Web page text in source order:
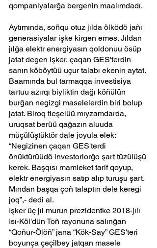
qompaniyalarğa bergenin maalımdadı.
Aytımında, soñqu otuz jılda ölködö jañı
generasiyalar işke kirgen emes. Jıldan
jılğa elektr energiyasın qoldonuu ösüp
jatat degen işker, çaqan GES'terdin
sanın köböytüü uçur talabı ekenin aytat.
Baamında bul tarmaqqa investisiya
tartuu azırqı biyliktin dağı köñülün
burğan negizgi maselelerdin biri bolup
jatat. Biroq tieşelüü mıyzamdarda,
uruqsat berüü qağazın aluuda
müçülüştüktör dale joyula elek:
“Negizinen çaqan GES'terdi
önüktürüüdö investorlorğo şart tüzülüşü
kerek. Başqısı mamleket tarif qoyup,
elektr energiyasın satıp alıp turuşu şart.
Mından başqa çoñ talaptın dele keregi
joq”,- dedi al.
Işker üç jıl murun prezidentke 2018-jılı
Isı-Köl'dün Toñ rayonuna salınğan
“Qoñur-Ölöñ” jana “Kök-Say” GES'teri
boyunça çeçilbey jatqan masele